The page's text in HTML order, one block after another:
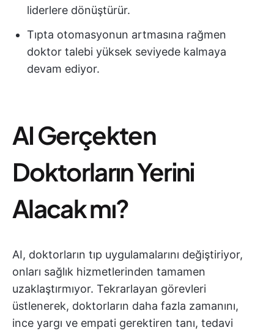
liderlere dönüştürür.
Tıpta otomasyonun artmasına rağmen
doktor talebi yüksek seviyede kalmaya
devam ediyor.
AI Gerçekten
Doktorların Yerini
Alacak mı?
AI, doktorların tıp uygulamalarını değiştiriyor,
onları sağlık hizmetlerinden tamamen
uzaklaştırmıyor. Tekrarlayan görevleri
üstlenerek, doktorların daha fazla zamanını,
ince yargı ve empati gerektiren tanı, tedavi